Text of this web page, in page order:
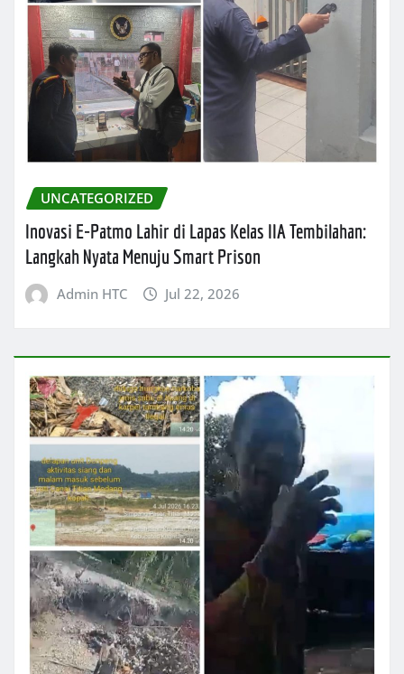
UNCATEGORIZED
Inovasi E-Patmo Lahir di Lapas Kelas IIA Tembilahan:
Langkah Nyata Menuju Smart Prison
Admin HTC Jul 22, 2026